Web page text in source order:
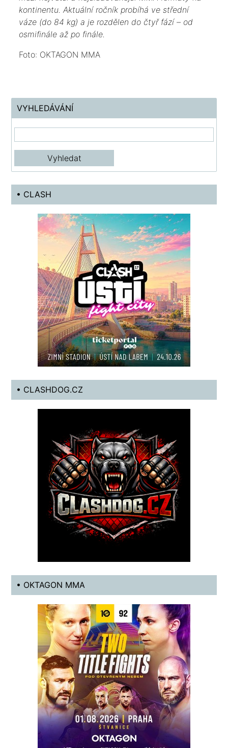
kontinentu. Aktuální ročník probíhá ve střední
váze (do 84 kg) a je rozdělen do čtyř fází – od
osmifinále až po finále.
Foto: OKTAGON MMA
VYHLEDÁVÁNÍ
• CLASH
• CLASHDOG.CZ
• OKTAGON MMA